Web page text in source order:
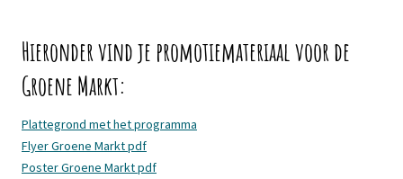
Hieronder vind je promotiemateriaal voor de
Groene Markt:
Plattegrond met het programma
Flyer Groene Markt pdf
Poster Groene Markt pdf